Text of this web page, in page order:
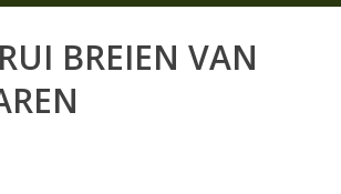
BREIEN VAN